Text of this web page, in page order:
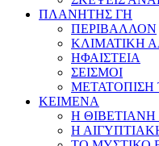
ΠΛΑΝΗΤΗΣ ΓΗ
ΠΕΡΙΒΑΛΛΟΝ
ΚΛΙΜΑΤΙΚΗ
ΗΦΑΙΣΤΕΙΑ
ΣΕΙΣΜΟΙ
ΚΕΙΜΕΝΑ
Η
Η